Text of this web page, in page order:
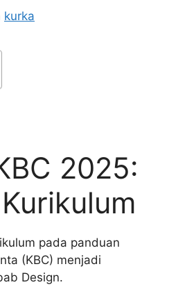
kurka
2025:
pada panduan
(KBC) menjadi
Design.